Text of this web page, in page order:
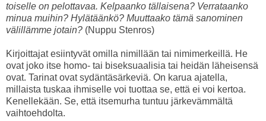
toiselle on pelottavaa. Kelpaanko tällaisena? Verrataanko
minua muihin? Hylätäänkö? Muuttaako tämä sanominen
välillämme jotain? (Nuppu Stenros)
Kirjoittajat esiintyvät omilla nimillään tai nimimerkeillä. He
ovat joko itse homo- tai biseksuaalisia tai heidän läheisensä
ovat. Tarinat ovat sydäntäsärkeviä. On karua ajatella,
millaista tuskaa ihmiselle voi tuottaa se, että ei voi kertoa.
Kenellekään. Se, että itsemurha tuntuu järkevämmältä
vaihtoehdolta.